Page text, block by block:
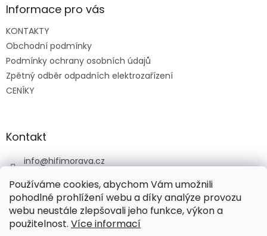
Používáme cookies, abychom Vám umožnili
pohodlné prohlížení webu a díky analýze provozu
webu neustále zlepšovali jeho funkce, výkon a
použitelnost. Více informací
aInformace pro vás
KONTAKTY
Obchodní podmínky
Podmínky ochrany osobních údajů
Zpětný odběr odpadních elektrozařízení
CENÍKY
Kontakt
info@hifimorava.cz
+420 722 705 125
+420 774 037 152
HI-FI Morava